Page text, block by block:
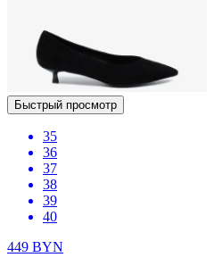
Быстрый просмотр
35
36
37
38
39
40
449 BYN